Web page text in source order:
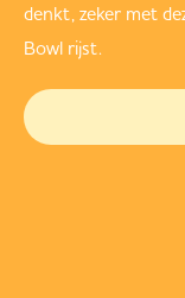
denkt, zeker met
Bowl rijst.